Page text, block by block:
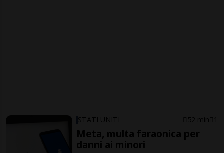
STATI UNITI 52 min 1
Meta, multa faraonica per
danni ai minori